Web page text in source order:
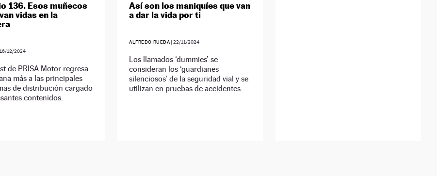
136. Esos muñecos
vidas en la
16/12/2024
de PRISA Motor regresa
más a las principales
de distribución cargado
contenidos.
Así son los maniquíes que van
a dar la vida por ti
ALFREDO RUEDA |22/11/2024
Los llamados ‘dummies’ se
consideran los ‘guardianes
silenciosos’ de la seguridad vial y se
utilizan en pruebas de accidentes.